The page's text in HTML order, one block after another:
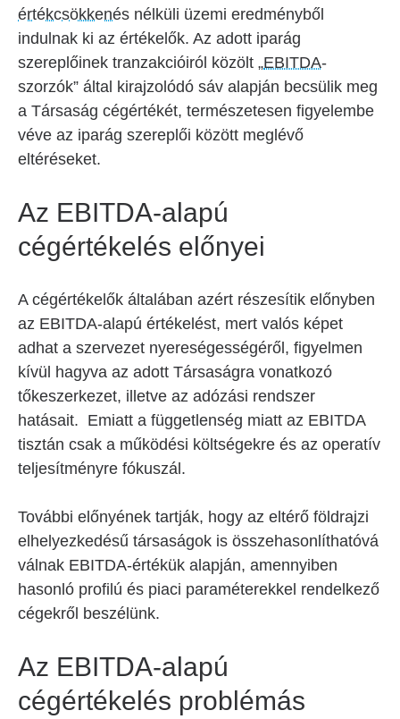
értékcsökkenés nélküli üzemi eredményből
indulnak ki az értékelők. Az adott iparág
szereplőinek tranzakcióiról közölt „EBITDA-
szorzók” által kirajzolódó sáv alapján becsülik meg
a Társaság cégértékét, természetesen figyelembe
véve az iparág szereplői között meglévő
eltéréseket.
Az EBITDA-alapú
cégértékelés előnyei
A cégértékelők általában azért részesítik előnyben
az EBITDA-alapú értékelést, mert valós képet
adhat a szervezet nyereségességéről, figyelmen
kívül hagyva az adott Társaságra vonatkozó
tőkeszerkezet, illetve az adózási rendszer
hatásait. Emiatt a függetlenség miatt az EBITDA
tisztán csak a működési költségekre és az operatív
teljesítményre fókuszál.
További előnyének tartják, hogy az eltérő földrajzi
elhelyezkedésű társaságok is összehasonlíthatóvá
válnak EBITDA-értékük alapján, amennyiben
hasonló profilú és piaci paraméterekkel rendelkező
cégekről beszélünk.
Az EBITDA-alapú
cégértékelés problémás